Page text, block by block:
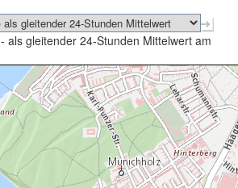
- als gleitender 24-Stunden Mittelwert am